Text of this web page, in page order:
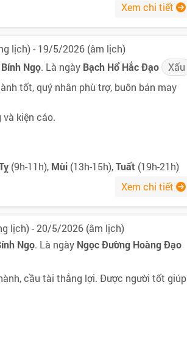
Xem chi tiết
lịch) - 19/5/2026 (âm lịch)
Bính Ngọ. Là ngày Bạch Hổ Hắc Đạo
Xấu
tốt, quý nhân phù trợ, buôn bán may
và kiện cáo.
(9h-11h), Mùi (13h-15h),Tuất (19h-21h)
Xem chi tiết
lịch) - 20/5/2026 (âm lịch)
Ngọ. Là ngày Ngọc Đường Hoàng Đạo
cầu tài thắng lợi. Được người tốt giúp